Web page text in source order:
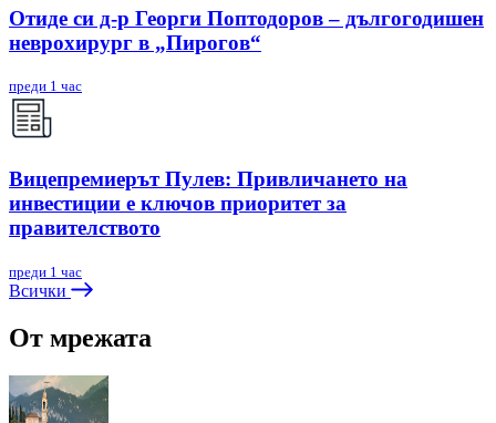
Отиде си д-р Георги Поптодоров – дългогодишен
неврохирург в „Пирогов“
преди 1 час
Вицепремиерът Пулев: Привличането на
инвестиции е ключов приоритет за
правителството
преди 1 час
Всички
От мрежата